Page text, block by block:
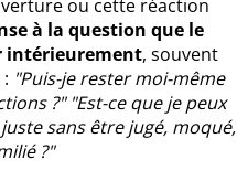
ou cette réaction
à la question que le
intérieurement, souvent
"Puis-je rester moi-même
?" "Est-ce que je peux
sans être jugé, moqué,
?"